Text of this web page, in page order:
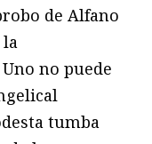
de Alfano
no puede
tumba